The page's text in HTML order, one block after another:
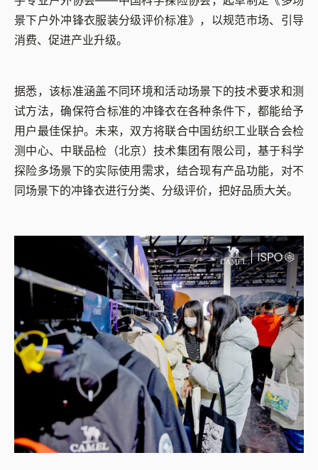
景下户外冲锋衣服装分级评价标准》，以规范市场、引导
消费、促进产业升级。
据悉，该标准涵盖不同环境和活动场景下的技术要求和测
试方法，确保符合标准的冲锋衣在各种条件下，都能给予
用户最佳保护。未来，双方将联合中国纺织工业联合会检
测中心、中联品检（北京）技术集团有限公司，基于科学
探险多场景下的实际使用需求，结合现有产品功能，对不
同场景下的冲锋衣进行分类、分级评价，把好品质大关。